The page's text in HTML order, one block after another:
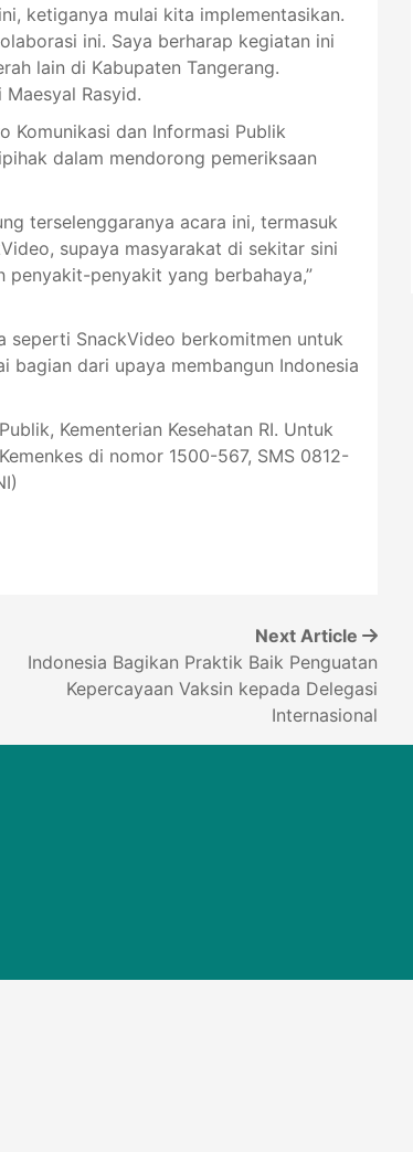
ketiganya mulai kita implementasikan.
ini. Saya berharap kegiatan ini
lain di Kabupaten Tangerang.
Rasyid.
Komunikasi dan Informasi Publik
dalam mendorong pemeriksaan
terselenggaranya acara ini, termasuk
supaya masyarakat di sekitar sini
penyakit-penyakit yang berbahaya,”
seperti SnackVideo berkomitmen untuk
dari upaya membangun Indonesia
Kementerian Kesehatan RI. Untuk
di nomor 1500-567, SMS 0812-
Next Article
Indonesia Bagikan Praktik Baik Penguatan
Kepercayaan Vaksin kepada Delegasi
Internasional